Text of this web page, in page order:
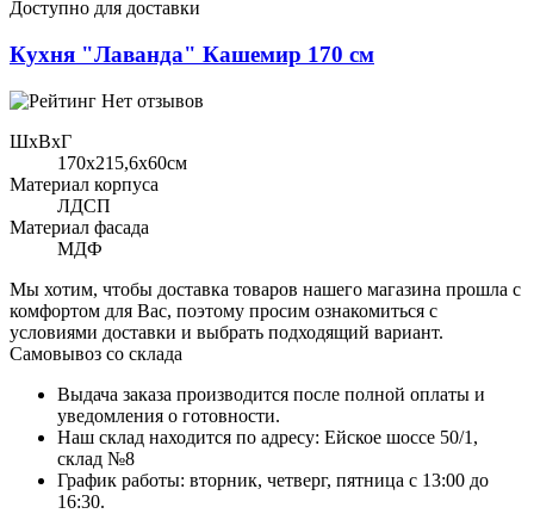
Доступно для доставки
Кухня "Лаванда" Кашемир 170 см
Нет отзывов
ШхВхГ
170x215,6х60см
Материал корпуса
ЛДСП
Материал фасада
МДФ
Мы хотим, чтобы доставка товаров нашего магазина прошла с
комфортом для Вас, поэтому просим ознакомиться с
условиями доставки и выбрать подходящий вариант.
Самовывоз со склада
Выдача заказа производится после полной оплаты и
уведомления о готовности.
Наш склад находится по адресу: Ейское шоссе 50/1,
склад №8
График работы: вторник, четверг, пятница с 13:00 до
16:30.